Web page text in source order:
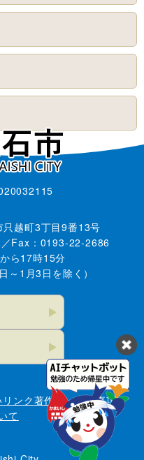
越町3丁目9番13号
Fax：0193-22-2686
ら17時15分
～1月3日を除く）
リンク著作権・免責事項
て